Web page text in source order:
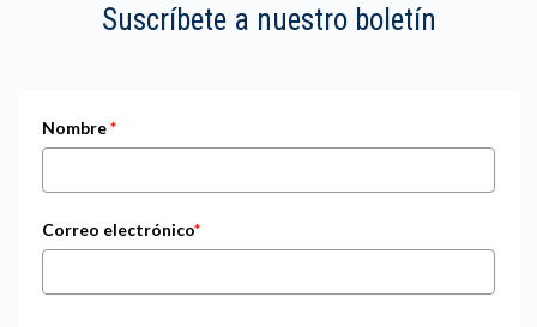
Suscríbete a nuestro boletín
Nombre*
Correo electrónico*